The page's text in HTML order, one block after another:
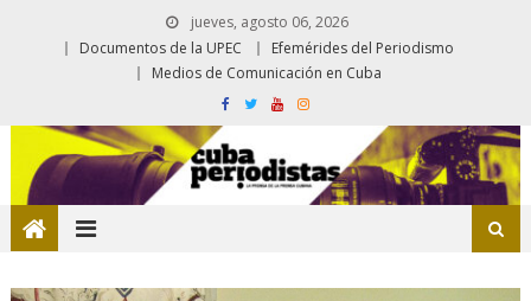
jueves, agosto 06, 2026
Documentos de la UPEC
Efemérides del Periodismo
Medios de Comunicación en Cuba